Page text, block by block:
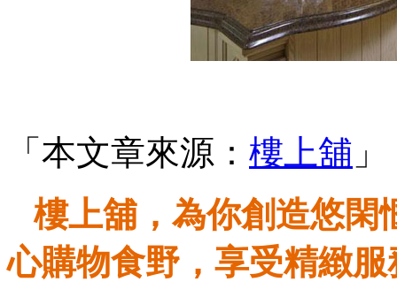
「本文章來源： 樓上舖 」
樓上舖，為你創造悠閑
心購物食野，享受精緻